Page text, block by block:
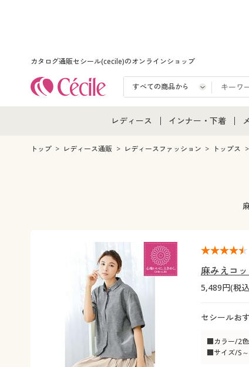
カタログ通販セシール(cecile)のオンラインショップ
レディース
レディース通販すべて
インナー・下着
インナー・下着通販
トップ レディース通販 レディースファッション トップス
麻みえコ
5,489円(税
セシールお
■カラー/2
■サイズ/S